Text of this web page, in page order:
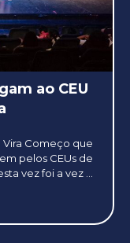
ao CEU
Vira Começo que
pelos CEUs de
vez foi a vez ...